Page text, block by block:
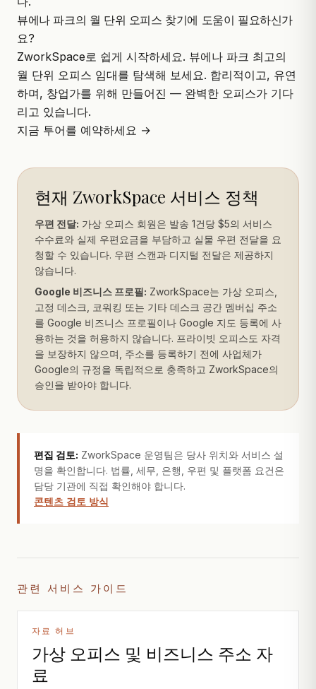
뷰에나 파크의 월 단위 오피스 찾기에 도움이 필요하신가
요?
ZworkSpace 로 쉽게 시작하세요. 뷰에나 파크 최고의
월 단위 오피스 임대를 탐색해 보세요. 합리적이고, 유연
하며, 창업가를 위해 만들어진 — 완벽한 오피스가 기다
리고 있습니다.
지금 투어를 예약하세요 →
현재 ZworkSpace 서비스 정책
우편 전달: 가상 오피스 회원은 발송 1건당 $5의 서비스
수수료와 실제 우편요금을 부담하고 실물 우편 전달을 요
청할 수 있습니다. 우편 스캔과 디지털 전달은 제공하지
않습니다.
Google 비즈니스 프로필: ZworkSpace는 가상 오피스,
고정 데스크, 코워킹 또는 기타 데스크 공간 멤버십 주소
를 Google 비즈니스 프로필이나 Google 지도 등록에 사
용하는 것을 허용하지 않습니다. 프라이빗 오피스도 자격
을 보장하지 않으며, 주소를 등록하기 전에 사업체가
Google의 규정을 독립적으로 충족하고 ZworkSpace의
승인을 받아야 합니다.
편집 검토: ZworkSpace 운영팀은 당사 위치와 서비스 설
명을 확인합니다. 법률, 세무, 은행, 우편 및 플랫폼 요건은
담당 기관에 직접 확인해야 합니다.
콘텐츠 검토 방식
관련 서비스 가이드
자료 허브
가상 오피스 및 비즈니스 주소 자
료